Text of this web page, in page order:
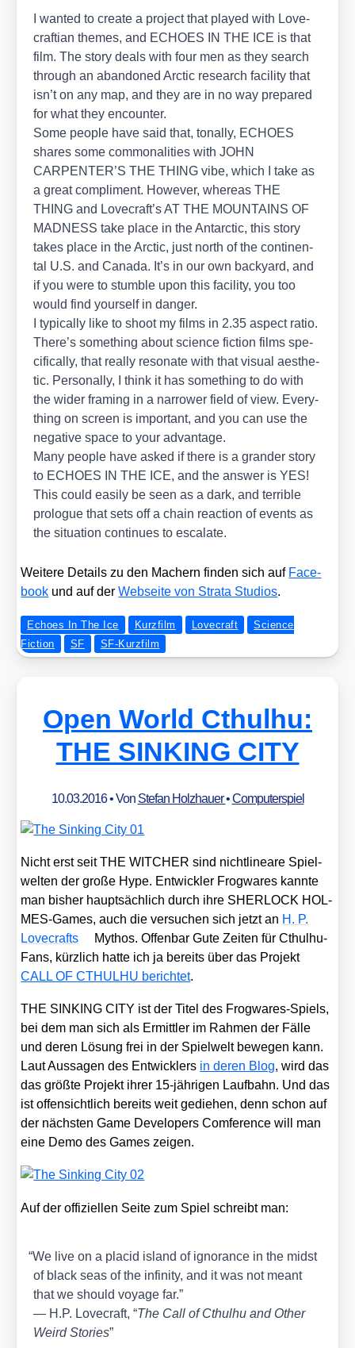
I wan­ted to crea­te a pro­ject that play­ed with Love­
craf­ti­an the­mes, and ECHOES IN THE ICE is that
film. The sto­ry deals with four men as they search
through an aban­do­ned Arc­tic rese­arch faci­li­ty that
isn’t on any map, and they are in no way pre­pared
for what they encoun­ter.
Some peo­p­le have said that, tonal­ly, ECHOES
shares some com­mo­n­a­li­ties with JOHN
CARPENTER’S THE THING vibe, which I take as
a gre­at com­pli­ment. Howe­ver, whe­re­as THE
THING and Lovecraft’s AT THE MOUNTAINS OF
MADNESS take place in the Ant­ar­c­tic, this sto­ry
takes place in the Arc­tic, just north of the con­ti­nen­
tal U.S. and Cana­da. It’s in our own back­yard, and
if you were to stumb­le upon this faci­li­ty, you too
would find yours­elf in dan­ger.
I typi­cal­ly like to shoot my films in 2.35 aspect ratio.
There’s some­thing about sci­ence fic­tion films spe­
ci­fi­cal­ly, that real­ly reso­na­te with that visu­al aes­the­
tic. Per­so­nal­ly, I think it has some­thing to do with
the wider framing in a nar­rower field of view. Ever­y­
thing on screen is important, and you can use the
nega­ti­ve space to your advan­ta­ge.
Many peo­p­le have asked if the­re is a gran­der sto­ry
to ECHOES IN THE ICE, and the ans­wer is YES!
This could easi­ly be seen as a dark, and ter­ri­ble
pro­lo­gue that sets off a chain reac­tion of events as
the situa­ti­on con­ti­nues to esca­la­te.
Wei­te­re Details zu den Machern fin­den sich auf Face­
book und auf derWeb­sei­te von Stra­ta Stu­di­os.
Echoes In The Ice Kurzfilm Lovecraft
Science
Fiction
SF SF-Kurzfilm
Open World Cthulhu:
THE SINKING CITY
10.03.2016• Von Stefan Holzhauer•Computerspiel
Nicht erst seit THE WITCHER sind nicht­li­nea­re Spiel­
wel­ten der gro­ße Hype. Ent­wick­ler Frog­wa­res kann­te
man bis­her haupt­säch­lich durch ihre SHERLOCK HOL­
MES-Games, auch die ver­su­chen sich jetzt an H. P.
Love­crafts
Mythos. Offen­bar Gute Zei­ten für Cthul­hu-
Fans, kürz­lich hat­te ich ja bereits über das Pro­jekt
CALL OF CTHULHU berich­tet.
THE SINKING CITY ist der Titel des Frog­wa­res-Spiels,
bei dem man sich als Ermitt­ler im Rah­men der Fäl­le
und deren Lösung frei in der Spiel­welt bewe­gen kann.
Laut Aus­sa­gen des Ent­wick­lers in deren Blog, wird das
das größ­te Pro­jekt ihrer 15-jäh­ri­gen Lauf­bahn. Und das
ist offen­sicht­lich bereits weit gedie­hen, denn schon auf
der nächs­ten Game Deve­lo­pers Com­fe­rence will man
eine Demo des Games zei­gen.
Auf der offi­zi­el­len Sei­te zum Spiel schreibt man:
“We live on a pla­cid island of igno­rance in the midst
of black seas of the infi­ni­ty, and it was not meant
that we should voya­ge far.”
— H.P. Love­craft, “The Call of Cthul­hu and Other
Weird Sto­ries”